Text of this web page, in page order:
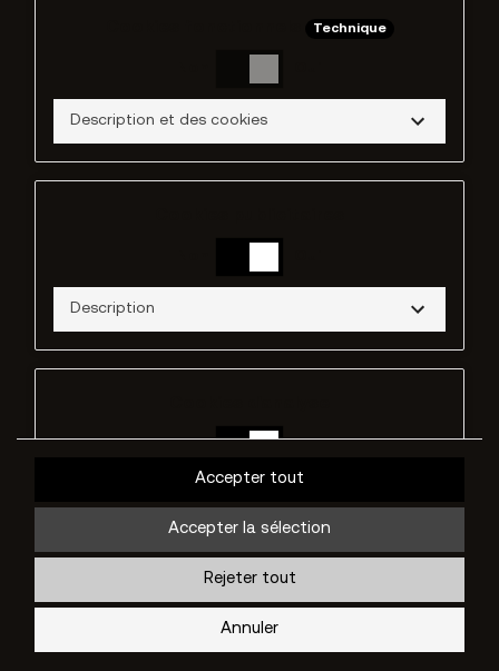
Technique
Description et des cookies
Description
Non Oui
Cookies de performance
Annuler
Rejeter tout
Accepter la sélection
Accepter tout